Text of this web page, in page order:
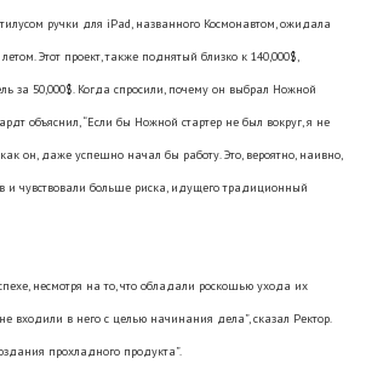
ручки для iPad, названного Космонавтом, ожидала
Этот проект, также поднятый близко к 140,000$,
за 50,000$. Когда спросили, почему он выбрал Ножной
объяснил, “Если бы Ножной стартер не был вокруг, я не
он, даже успешно начал бы работу. Это, вероятно, наивно,
и чувствовали больше риска, идущего традиционный
несмотря на то, что обладали роскошью ухода их
входили в него с целью начинания дела”, сказал Ректор.
прохладного продукта”.